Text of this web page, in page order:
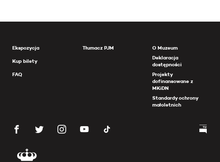
Ekspozycja
Kup bilety
FAQ
Tłumacz PJM
O Muzeum
Deklaracja
dostępności
Projekty
dofinansowane z
MKiDN
Standardy ochrony
małoletnich